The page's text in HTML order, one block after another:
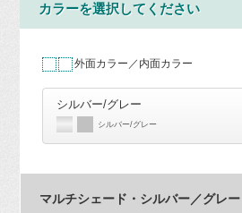
カラーを選択してください
外面カラー／内面カラー
シルバー/グレー
シルバー/グレー
マルチシェード・シルバー／グレ